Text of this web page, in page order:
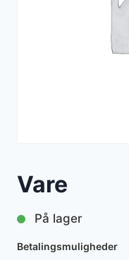
Vare
På lager
Betalingsmuligheder